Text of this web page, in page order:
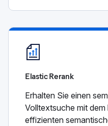
Elastic Rerank
Erhalten Sie einen
Volltextsuche mit
effizienten